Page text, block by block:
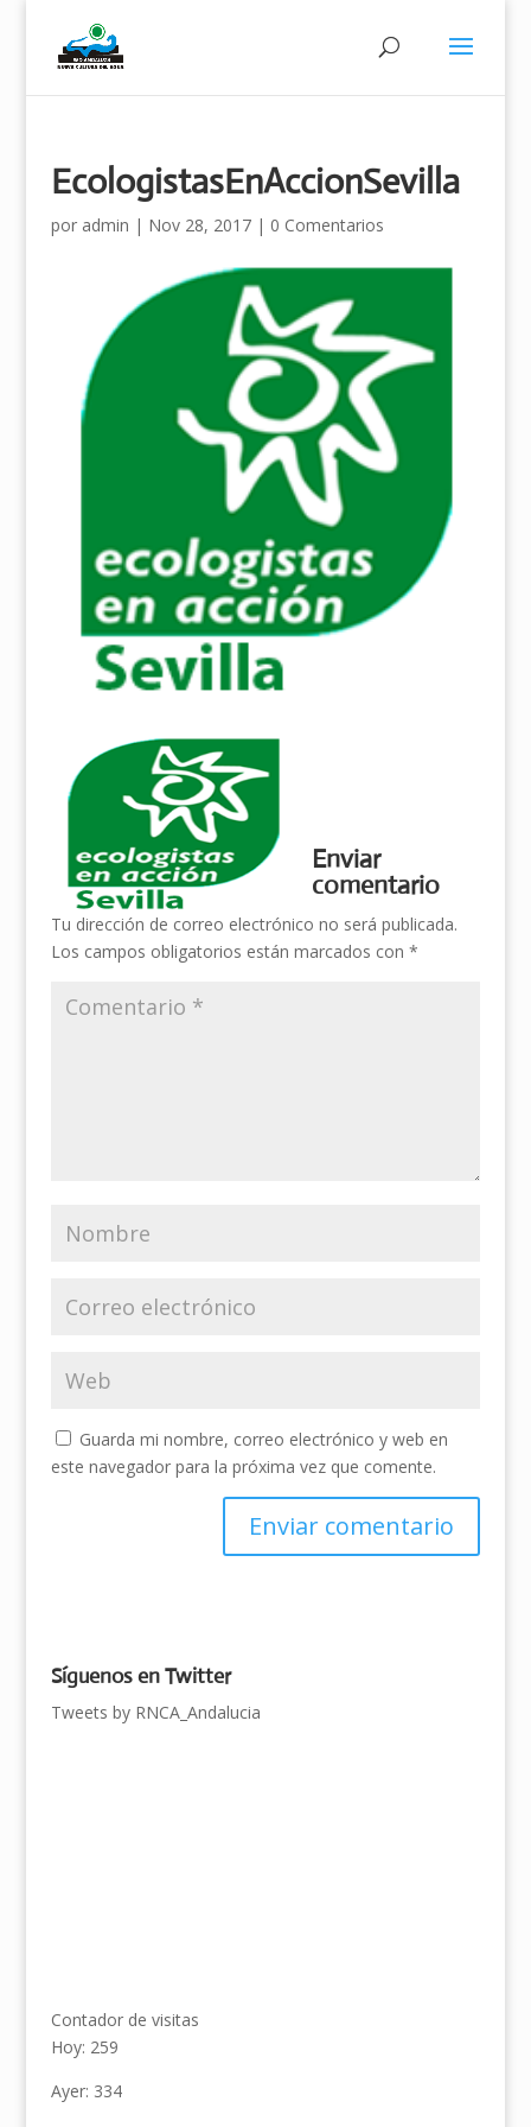
EcologistasEnAccionSevilla
por admin | Nov 28, 2017| 0 Comentarios
Enviar
comentario
Tu dirección de correo electrónico no será publicada.
Los campos obligatorios están marcados con *
Guarda mi nombre, correo electrónico y web en
este navegador para la próxima vez que comente.
Síguenos en Twitter
Tweets by RNCA_Andalucia
Contador de visitas
Hoy: 259
Ayer: 334